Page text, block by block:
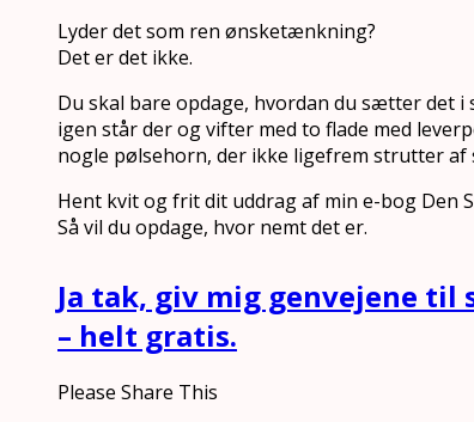
Lyder det som ren ønsketænkning?
Det er det ikke.
Du skal bare opdage, hvordan du sætter det i
igen står der og vifter med to flade med
nogle pølsehorn, der ikke ligefrem strutter af
Hent kvit og frit dit uddrag af min e-bog Den
Så vil du opdage, hvor nemt det er.
Ja tak, giv mig genvejene til
– helt gratis.
Please Share This